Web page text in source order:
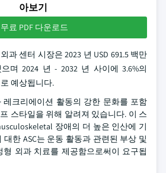
아보기
무료 PDF 다운로드
과 센터 시장은 2023 년 USD 691.5 백만
며 2024 년 - 2032 년 사이에 3.6%의
예상됩니다.
레크리에이션 활동의 강한 문화를 포함
스타일을 위해 알려져 있습니다. 이 스
장애의 더 높은 인산에 기
한 ASC는 운동 활동과 관련된 부상 및
외과 치료를 제공함으로써이 요구됩